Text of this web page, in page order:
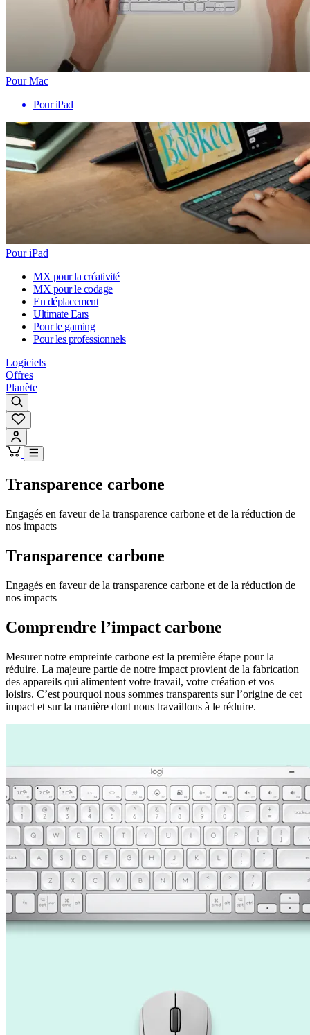
Pour Mac
Pour iPad
Pour iPad
MX pour la créativité
MX pour le codage
En déplacement
Ultimate Ears
Pour le gaming
Pour les professionnels
Logiciels
Offres
Planète
Transparence carbone
Engagés en faveur de la transparence carbone et de la réduction de
nos impacts
Transparence carbone
Engagés en faveur de la transparence carbone et de la réduction de
nos impacts
Comprendre l’impact carbone
Mesurer notre empreinte carbone est la première étape pour la
réduire. La majeure partie de notre impact provient de la fabrication
des appareils qui alimentent votre travail, votre création et vos
loisirs. C’est pourquoi nous sommes transparents sur l’origine de cet
impact et sur la manière dont nous travaillons à le réduire.